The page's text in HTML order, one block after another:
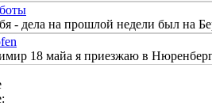
- дела на прошлой недели был на
18 майа я приезжаю в